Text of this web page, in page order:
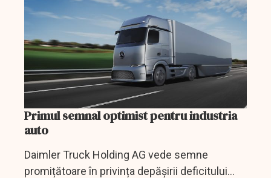
Primul semnal optimist pentru industria
auto
Daimler Truck Holding AG vede semne
promițătoare în privința depășirii deficitului